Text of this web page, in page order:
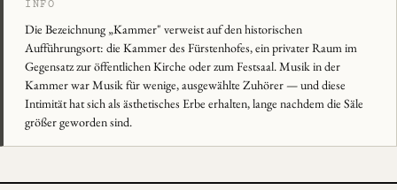
Die Bezeichnung „Kammer" verweist auf den historischen
Aufführungsort: die Kammer des Fürstenhofes, ein privater Raum im
Gegensatz zur öffentlichen Kirche oder zum Festsaal. Musik in der
Kammer war Musik für wenige, ausgewählte Zuhörer — und diese
Intimität hat sich als ästhetisches Erbe erhalten, lange nachdem die Säle
größer geworden sind.